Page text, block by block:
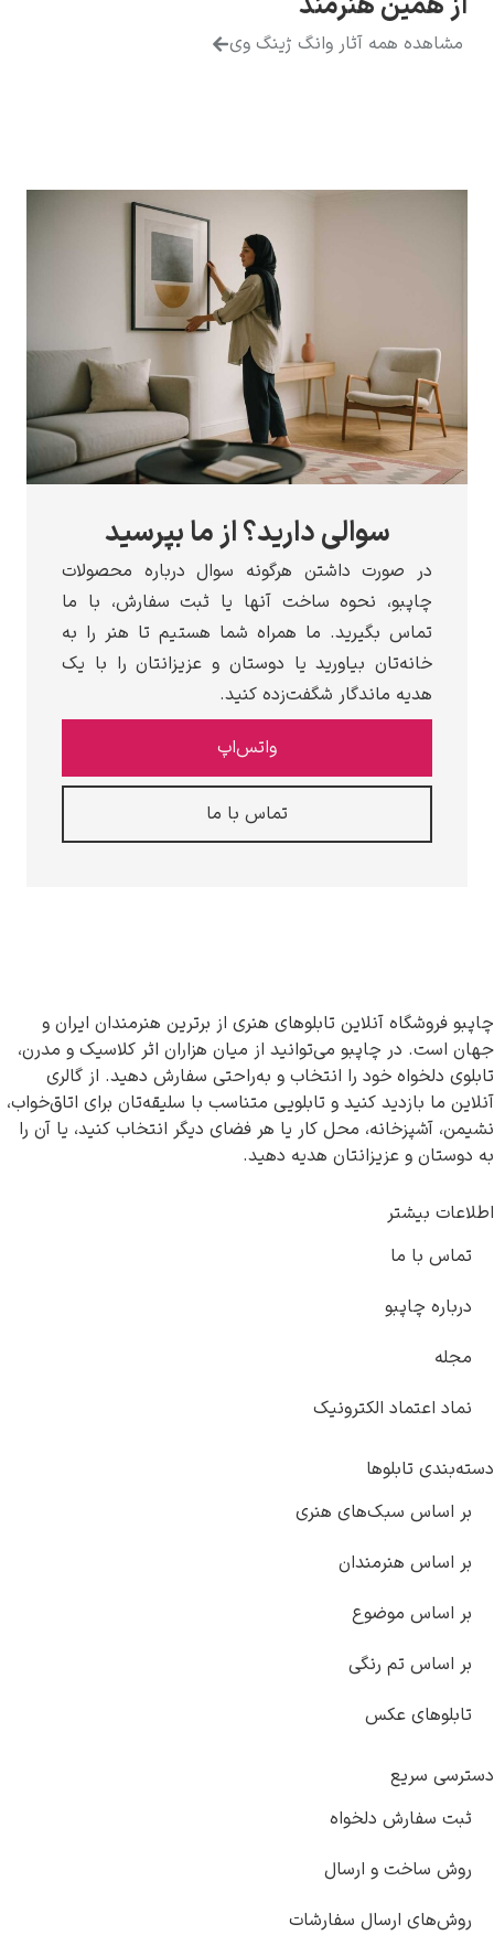
آثار وانگ ژینگ وی
سوالی دارید؟ از ما بپرسید
داشتن هرگونه سوال درباره محصولات
نحوه ساخت آنها یا ثبت سفارش، با ما
ما همراه شما هستیم تا هنر را به
بیاورید یا دوستان و عزیزانتان را با یک
شگفت‌زده کنید.
تابلوهای هنری از برترین هنرمندان ایران و
می‌توانید از میان هزاران اثر کلاسیک و مدرن،
خود را انتخاب و به‌راحتی سفارش دهید. از گالری
کنید و تابلویی متناسب با سلیقه‌تان برای اتاق‌خواب،
محل کار یا هر فضای دیگر انتخاب کنید، یا آن را
هدیه دهید.
الکترونیک
هنری
رنگی
دلخواه
ارسال
سفارشات